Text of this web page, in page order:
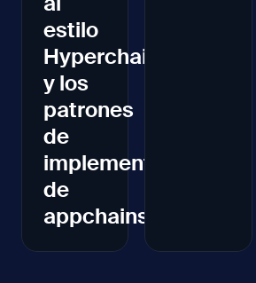
estilo
Hyperchain
y los
patrones
de
implementación
de
appchains